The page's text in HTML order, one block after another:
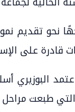
تقديم
قادرة على
البوزيري
التي طبعت